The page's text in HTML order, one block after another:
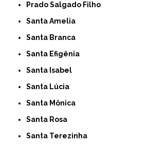
Prado Salgado Filho
Santa Amelia
Santa Branca
Santa Efigênia
Santa Isabel
Santa Lúcia
Santa Mônica
Santa Rosa
Santa Terezinha